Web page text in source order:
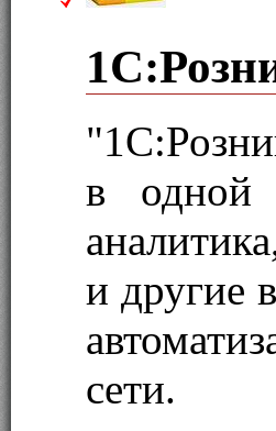
в одной
и другие
сети.